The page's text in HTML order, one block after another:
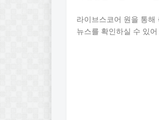
라이브스코어 원을 통
뉴스를 확인하실 수 있